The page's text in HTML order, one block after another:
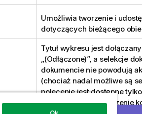
Umożliwia tworzenie i
dotyczących bieżącego
Tytuł wykresu jest
„(Odłączone)”, a selekcje
dokumencie nie powodują
(chociaż nadal możliwe są
polecenie jest dostępne
jest dołączony. Utworzenie